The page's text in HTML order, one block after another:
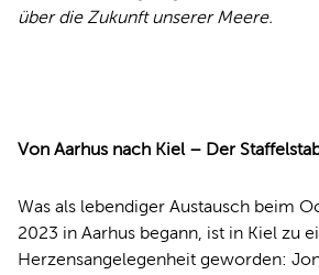
über die Zukunft unserer Meere.
Von Aarhus nach Kiel – Der
Was als lebendiger Austausch beim
2023 in Aarhus begann, ist in Kiel zu
Herzensangelegenheit geworden: